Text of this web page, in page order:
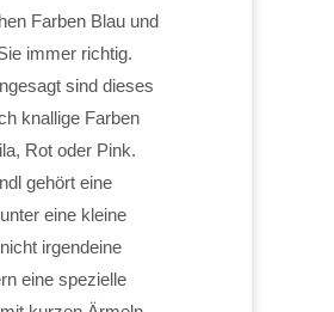
Farben Blau und
immer richtig.
sind dieses
knallige Farben
Rot oder Pink.
gehört eine
eine kleine
irgendeine
eine spezielle